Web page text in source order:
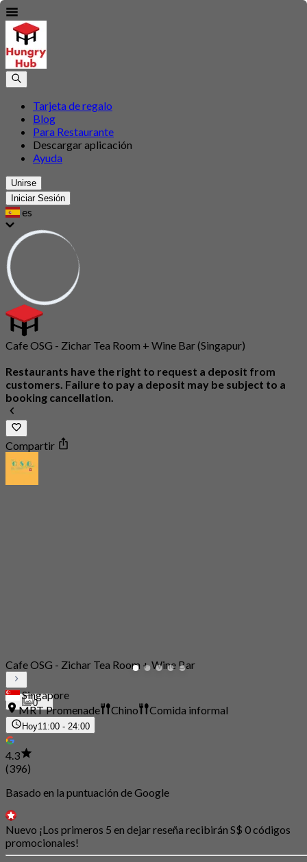
Tarjeta de regalo
Blog
Para Restaurante
Descargar aplicación
Ayuda
Unirse
Iniciar Sesión
es
Cafe OSG - Zichar Tea Room + Wine Bar (Singapur)
Restaurants have the right to request a deposit from
customers. Failure to pay a deposit may be subject to a
booking cancellation.
Compartir
0
Cafe OSG - Zichar Tea Room + Wine Bar
Singapore
MRT Promenade
Chino Comida informal
Hoy11:00 - 24:00
4.3
(396)
Basado en la puntuación de Google
Nuevo ¡Los primeros 5 en dejar reseña recibirán S$ 0 códigos
promocionales!